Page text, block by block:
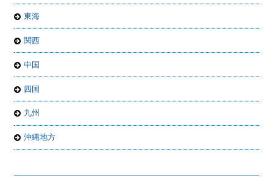
東海
関西
中国
四国
九州
沖縄地方